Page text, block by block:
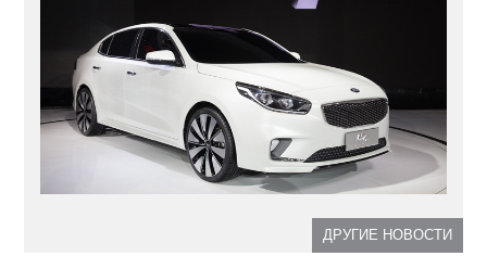
ДРУГИЕ НОВОСТИ